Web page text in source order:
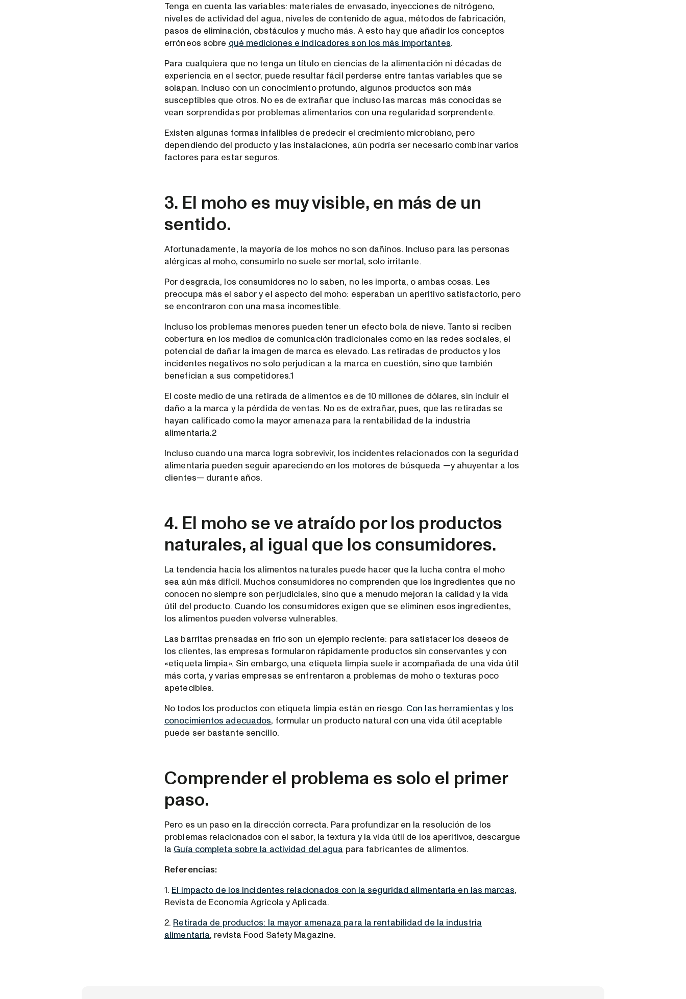
Tenga en cuenta las variables: materiales de envasado, inyecciones de nitrógeno,
niveles de actividad del agua, niveles de contenido de agua, métodos de fabricación,
pasos de eliminación, obstáculos y mucho más. A esto hay que añadir los conceptos
erróneos sobre qué mediciones e indicadores son los más importantes.
Para cualquiera que no tenga un título en ciencias de la alimentación ni décadas de
experiencia en el sector, puede resultar fácil perderse entre tantas variables que se
solapan. Incluso con un conocimiento profundo, algunos productos son más
susceptibles que otros. No es de extrañar que incluso las marcas más conocidas se
vean sorprendidas por problemas alimentarios con una regularidad sorprendente.
Existen algunas formas infalibles de predecir el crecimiento microbiano, pero
dependiendo del producto y las instalaciones, aún podría ser necesario combinar varios
factores para estar seguros.
3. El moho es muy visible, en más de un
sentido.
Afortunadamente, la mayoría de los mohos no son dañinos. Incluso para las personas
alérgicas al moho, consumirlo no suele ser mortal, solo irritante.
Por desgracia, los consumidores no lo saben, no les importa, o ambas cosas. Les
preocupa más el sabor y el aspecto del moho: esperaban un aperitivo satisfactorio, pero
se encontraron con una masa incomestible.
Incluso los problemas menores pueden tener un efecto bola de nieve. Tanto si reciben
cobertura en los medios de comunicación tradicionales como en las redes sociales, el
potencial de dañar la imagen de marca es elevado. Las retiradas de productos y los
incidentes negativos no solo perjudican a la marca en cuestión, sino que también
benefician a sus competidores.1
El coste medio de una retirada de alimentos es de 10 millones de dólares, sin incluir el
daño a la marca y la pérdida de ventas. No es de extrañar, pues, que las retiradas se
hayan calificado como la mayor amenaza para la rentabilidad de la industria
alimentaria.2
Incluso cuando una marca logra sobrevivir, los incidentes relacionados con la seguridad
alimentaria pueden seguir apareciendo en los motores de búsqueda —y ahuyentar a los
clientes— durante años.
4. El moho se ve atraído por los productos
naturales, al igual que los consumidores.
La tendencia hacia los alimentos naturales puede hacer que la lucha contra el moho
sea aún más difícil. Muchos consumidores no comprenden que los ingredientes que no
conocen no siempre son perjudiciales, sino que a menudo mejoran la calidad y la vida
útil del producto. Cuando los consumidores exigen que se eliminen esos ingredientes,
los alimentos pueden volverse vulnerables.
Las barritas prensadas en frío son un ejemplo reciente: para satisfacer los deseos de
los clientes, las empresas formularon rápidamente productos sin conservantes y con
«etiqueta limpia». Sin embargo, una etiqueta limpia suele ir acompañada de una vida útil
más corta, y varias empresas se enfrentaron a problemas de moho o texturas poco
apetecibles.
No todos los productos con etiqueta limpia están en riesgo. Con las herramientas y los
conocimientos adecuados, formular un producto natural con una vida útil aceptable
puede ser bastante sencillo.
Comprender el problema es solo el primer
paso.
Pero es un paso en la dirección correcta. Para profundizar en la resolución de los
problemas relacionados con el sabor, la textura y la vida útil de los aperitivos, descargue
la Guía completa sobre la actividad del agua para fabricantes de alimentos.
Referencias:
1. El impacto de los incidentes relacionados con la seguridad alimentaria en las marcas,
Revista de Economía Agrícola y Aplicada.
2. Retirada de productos: la mayor amenaza para la rentabilidad de la industria
alimentaria, revista Food Safety Magazine.